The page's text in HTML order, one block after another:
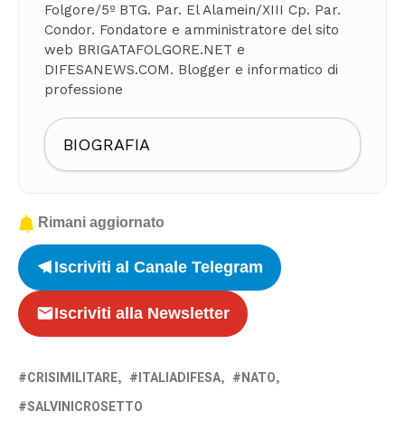
Folgore/5º BTG. Par. El Alamein/XIII Cp. Par.
Condor. Fondatore e amministratore del sito
web BRIGATAFOLGORE.NET e
DIFESANEWS.COM. Blogger e informatico di
professione
BIOGRAFIA
Rimani aggiornato
Iscriviti al Canale Telegram
Iscriviti alla Newsletter
CRISIMILITARE ITALIADIFESA
NATO
SALVINICROSETTO